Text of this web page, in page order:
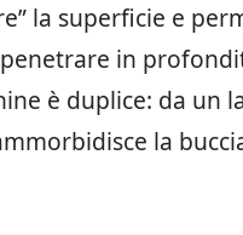
la superficie e
in
è duplice: da un
la